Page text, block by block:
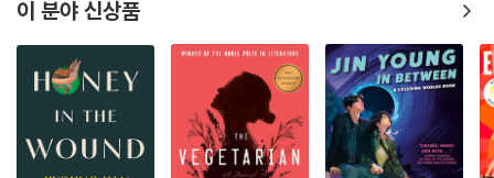
이 분야 신상품